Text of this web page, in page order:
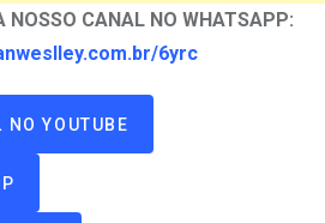
NOSSO CANAL NO WHATSAPP:
6yrc
NO YOUTUBE